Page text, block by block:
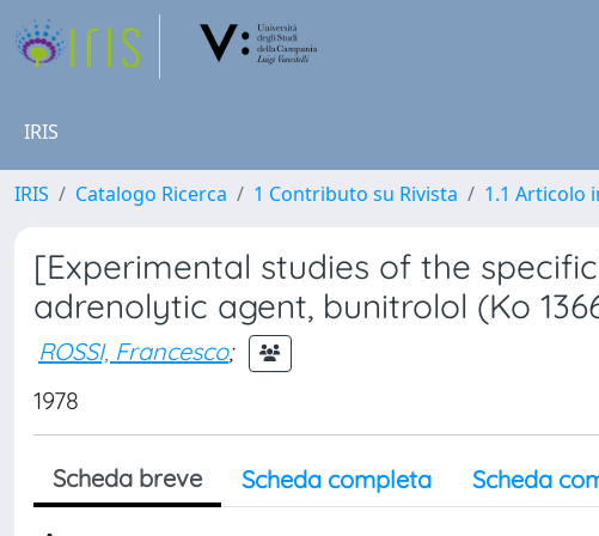
IRIS
IRIS Catalogo Ricerca 1 Contributo su Rivista 1.1 Articolo
[Experimental studies of the
adrenolytic agent, bunitrolol (Ko
ROSSI, Francesco;
1978
Scheda breve Scheda completa Scheda